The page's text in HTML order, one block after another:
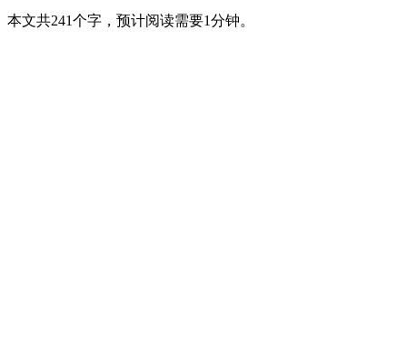
本文共241个字，预计阅读需要1分钟。